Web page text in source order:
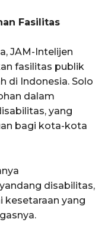
Fasilitas
JAM-Intelijen
fasilitas publik
di Indonesia. Solo
dalam
yang
bagi kota-kota
disabilitas,
kesetaraan yang